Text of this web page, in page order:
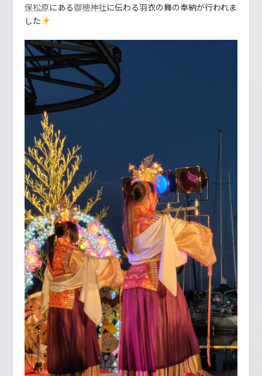
保松原にある御穂神社に伝わる羽衣の舞の奉納が行われま
した